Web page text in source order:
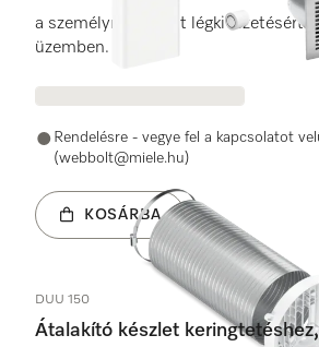
a személyre szabott légkivezetésért
üzemben.
Rendelésre - vegye fel a kapcsolatot
(webbolt@miele.hu)
KOSÁRBA
DUU 150
Átalakító készlet